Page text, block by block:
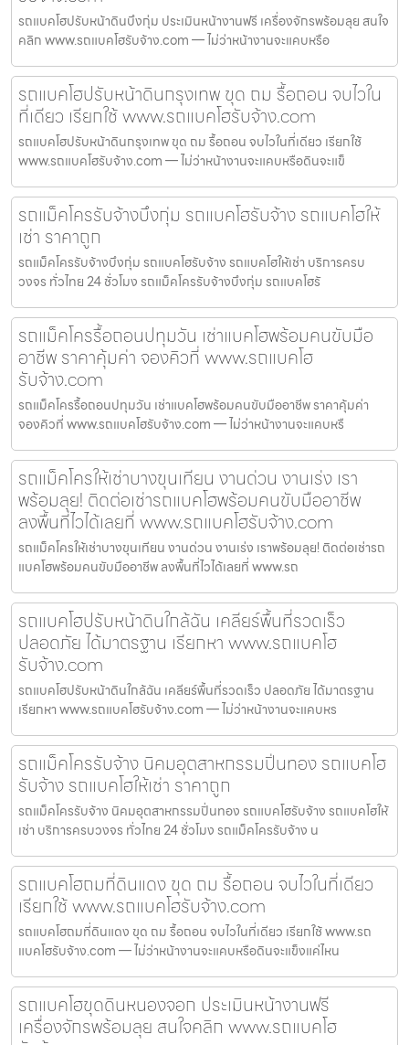
รถแบคโฮปรับหน้าดินบึงกุ่ม ประเมินหน้างานฟรี เครื่องจักรพร้อมลุย สนใจ
คลิก www.รถแบคโฮรับจ้าง.com — ไม่ว่าหน้างานจะแคบหรือ
รถแบคโฮปรับหน้าดินกรุงเทพ ขุด ถม รื้อถอน จบไวใน
ที่เดียว เรียกใช้ www.รถแบคโฮรับจ้าง.com
รถแบคโฮปรับหน้าดินกรุงเทพ ขุด ถม รื้อถอน จบไวในที่เดียว เรียกใช้
www.รถแบคโฮรับจ้าง.com — ไม่ว่าหน้างานจะแคบหรือดินจะแข็
รถแม็คโครรับจ้างบึงกุ่ม รถแบคโฮรับจ้าง รถแบคโฮให้
เช่า ราคาถูก
รถแม็คโครรับจ้างบึงกุ่ม รถแบคโฮรับจ้าง รถแบคโฮให้เช่า บริการครบ
วงจร ทั่วไทย 24 ชั่วโมง รถแม็คโครรับจ้างบึงกุ่ม รถแบคโฮรั
รถแม็คโครรื้อถอนปทุมวัน เช่าแบคโฮพร้อมคนขับมือ
อาชีพ ราคาคุ้มค่า จองคิวที่ www.รถแบคโฮ
รับจ้าง.com
รถแม็คโครรื้อถอนปทุมวัน เช่าแบคโฮพร้อมคนขับมืออาชีพ ราคาคุ้มค่า
จองคิวที่ www.รถแบคโฮรับจ้าง.com — ไม่ว่าหน้างานจะแคบหรื
รถแม็คโครให้เช่าบางขุนเทียน งานด่วน งานเร่ง เรา
พร้อมลุย! ติดต่อเช่ารถแบคโฮพร้อมคนขับมืออาชีพ
ลงพื้นที่ไวได้เลยที่ www.รถแบคโฮรับจ้าง.com
รถแม็คโครให้เช่าบางขุนเทียน งานด่วน งานเร่ง เราพร้อมลุย! ติดต่อเช่ารถ
แบคโฮพร้อมคนขับมืออาชีพ ลงพื้นที่ไวได้เลยที่ www.รถ
รถแบคโฮปรับหน้าดินใกล้ฉัน เคลียร์พื้นที่รวดเร็ว
ปลอดภัย ได้มาตรฐาน เรียกหา www.รถแบคโฮ
รับจ้าง.com
รถแบคโฮปรับหน้าดินใกล้ฉัน เคลียร์พื้นที่รวดเร็ว ปลอดภัย ได้มาตรฐาน
เรียกหา www.รถแบคโฮรับจ้าง.com — ไม่ว่าหน้างานจะแคบหร
รถแม็คโครรับจ้าง นิคมอุตสาหกรรมปิ่นทอง รถแบคโฮ
รับจ้าง รถแบคโฮให้เช่า ราคาถูก
รถแม็คโครรับจ้าง นิคมอุตสาหกรรมปิ่นทอง รถแบคโฮรับจ้าง รถแบคโฮให้
เช่า บริการครบวงจร ทั่วไทย 24 ชั่วโมง รถแม็คโครรับจ้าง น
รถแบคโฮถมที่ดินแดง ขุด ถม รื้อถอน จบไวในที่เดียว
เรียกใช้ www.รถแบคโฮรับจ้าง.com
รถแบคโฮถมที่ดินแดง ขุด ถม รื้อถอน จบไวในที่เดียว เรียกใช้ www.รถ
แบคโฮรับจ้าง.com — ไม่ว่าหน้างานจะแคบหรือดินจะแข็งแค่ไหน
รถแบคโฮขุดดินหนองจอก ประเมินหน้างานฟรี
เครื่องจักรพร้อมลุย สนใจคลิก www.รถแบคโฮ